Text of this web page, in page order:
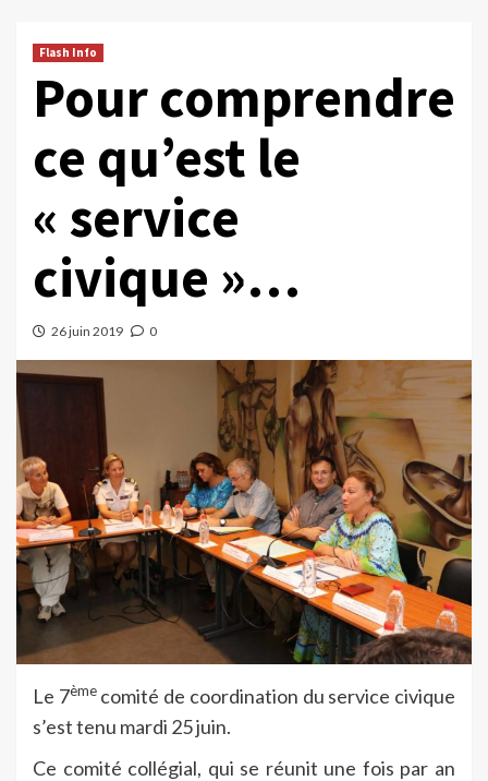
Flash Info
Pour comprendre
ce qu’est le
« service
civique »…
26 juin 2019 0
Le 7èmecomité de coordination du service civique
s’est tenu mardi 25 juin.
Ce comité collégial, qui se réunit une fois par an